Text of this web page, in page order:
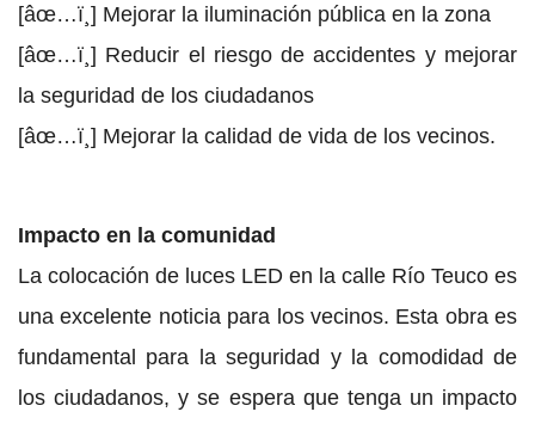
[âœ…ï¸] Mejorar la iluminación pública en la zona
[âœ…ï¸] Reducir el riesgo de accidentes y mejorar
la seguridad de los ciudadanos
[âœ…ï¸] Mejorar la calidad de vida de los vecinos.
Impacto en la comunidad
La colocación de luces LED en la calle Río Teuco es
una excelente noticia para los vecinos. Esta obra es
fundamental para la seguridad y la comodidad de
los ciudadanos, y se espera que tenga un impacto